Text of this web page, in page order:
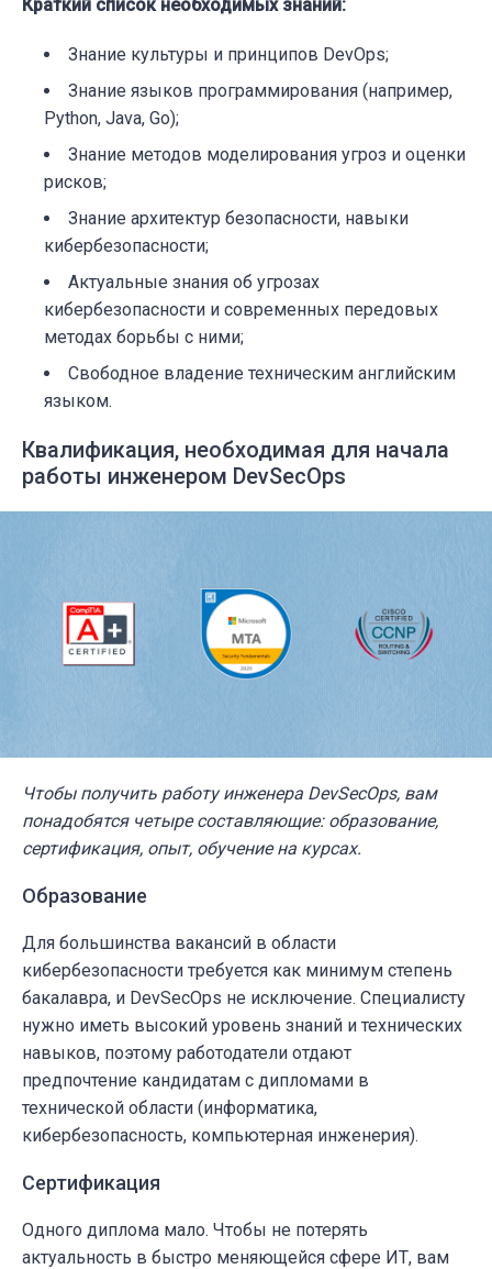
Краткий список необходимых знаний:
Знание культуры и принципов DevOps;
Знание языков программирования (например,
Python, Java, Go);
Знание методов моделирования угроз и оценки
рисков;
Знание архитектур безопасности, навыки
кибербезопасности;
Актуальные знания об угрозах
кибербезопасности и современных передовых
методах борьбы с ними;
Свободное владение техническим английским
языком.
Квалификация, необходимая для начала
работы инженером DevSecOps
Чтобы получить работу инженера DevSecOps, вам
понадобятся четыре составляющие: образование,
сертификация, опыт, обучение на курсах.
Образование
Для большинства вакансий в области
кибербезопасности требуется как минимум степень
бакалавра, и DevSecOps не исключение. Специалисту
нужно иметь высокий уровень знаний и технических
навыков, поэтому работодатели отдают
предпочтение кандидатам с дипломами в
технической области (информатика,
кибербезопасность, компьютерная инженерия).
Сертификация
Одного диплома мало. Чтобы не потерять
актуальность в быстро меняющейся сфере ИТ, вам